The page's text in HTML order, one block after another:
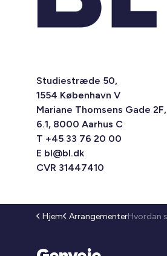
Studiestræde 50,
1554 København V
Mariane Thomsens Gade 2F,
6.1, 8000 Aarhus C
T +45 33 76 20 00
E bl@bl.dk
CVR 31447410
Hjem Arrangementer